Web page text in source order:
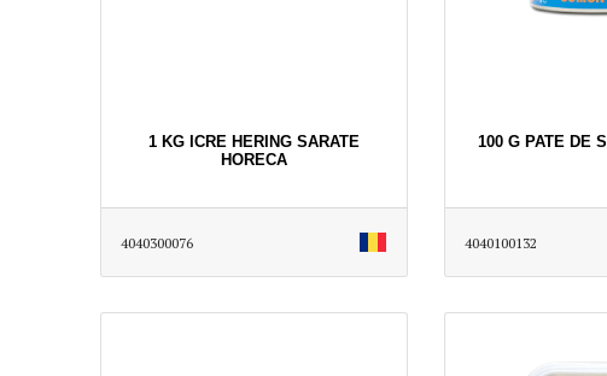
1 KG ICRE HERING SARATE
HORECA
4040300076
100 G PATE DE
4040100132